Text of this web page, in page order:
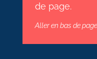
de page.
Aller en bas de page